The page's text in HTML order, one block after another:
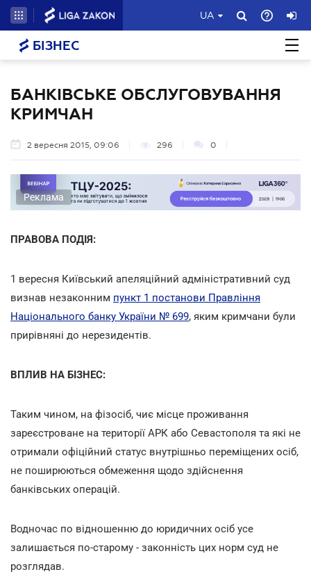
UA
БІЗНЕС
БАНКІВСЬКЕ ОБСЛУГОВУВАННЯ
КРИМЧАН
2 вересня 2015, 09:06 296 0
Реклама
ПРАВОВА ПОДІЯ:
1 вересня Київський апеляційний адміністративний суд
визнав незаконним пункт 1 постанови Правління
Національного банку України № 699, яким кримчани були
прирівняні до нерезидентів.
ВПЛИВ НА БІЗНЕС:
Таким чином, на фізосіб, чиє місце проживання
зареєстроване на території АРК або Севастополя та які не
отримали офіційний статус внутрішньо переміщених осіб,
не поширюються обмеження щодо здійснення
банківських операцій.
Водночас по відношенню до юридичних осіб усе
залишається по-старому - законність цих норм суд не
розглядав.